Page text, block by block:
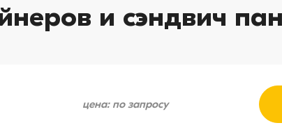
и сэндвич
цена: по запросу